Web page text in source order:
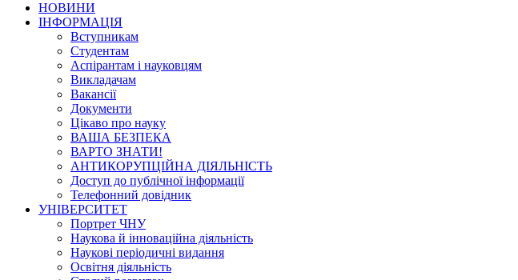
НОВИНИ
ІНФОРМАЦІЯ
Вступникам
Студентам
Аспірантам і науковцям
Викладачам
Вакансії
Документи
Цікаво про науку
ВАША БЕЗПЕКА
ВАРТО ЗНАТИ!
АНТИКОРУПЦІЙНА ДІЯЛЬНІСТЬ
Доступ до публічної інформації
Телефонний довідник
УНІВЕРСИТЕТ
Портрет ЧНУ
Наукова й інноваційна діяльність
Наукові періодичні видання
Освітня діяльність